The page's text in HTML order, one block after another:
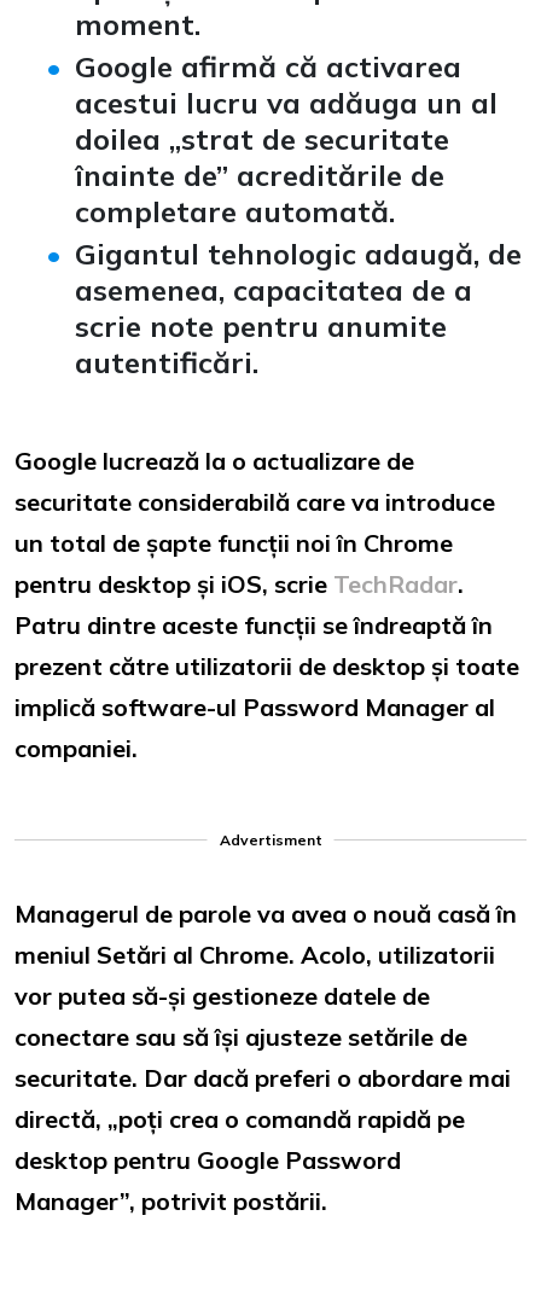
moment.
Google afirmă că activarea
acestui lucru va adăuga un al
doilea „strat de securitate
înainte de” acreditările de
completare automată.
Gigantul tehnologic adaugă, de
asemenea, capacitatea de a
scrie note pentru anumite
autentificări.
Google lucrează la o actualizare de
securitate considerabilă care va introduce
un total de șapte funcții noi în Chrome
pentru desktop și iOS, scrie TechRadar.
Patru dintre aceste funcții se îndreaptă în
prezent către utilizatorii de desktop și toate
implică software-ul Password Manager al
companiei.
Advertisment
Managerul de parole va avea o nouă casă în
meniul Setări al Chrome. Acolo, utilizatorii
vor putea să-și gestioneze datele de
conectare sau să își ajusteze setările de
securitate. Dar dacă preferi o abordare mai
directă, „poți crea o comandă rapidă pe
desktop pentru Google Password
Manager”, potrivit postării.